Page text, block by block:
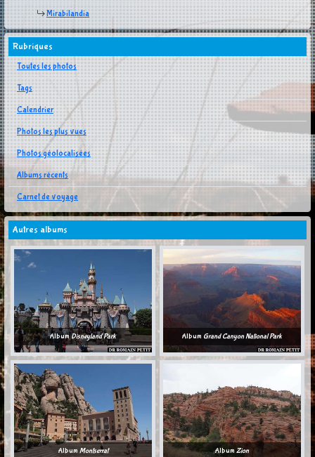
Mirabilandia
Rubriques
Toutes les photos
Tags
Calendrier
Photos les plus vues
Photos géolocalisées
Albums récents
Carnet de voyage
Autres albums
AlbumDisneyland Park Album Grand Canyon National Park
Album Montserrat Album Zion